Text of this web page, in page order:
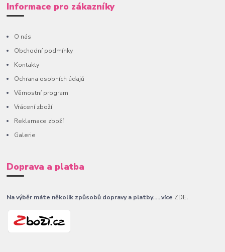
Informace pro zákazníky
O nás
Obchodní podmínky
Kontakty
Ochrana osobních údajů
Věrnostní program
Vrácení zboží
Reklamace zboží
Galerie
Doprava a platba
Na výběr máte několik způsobů dopravy a platby......více ZDE.